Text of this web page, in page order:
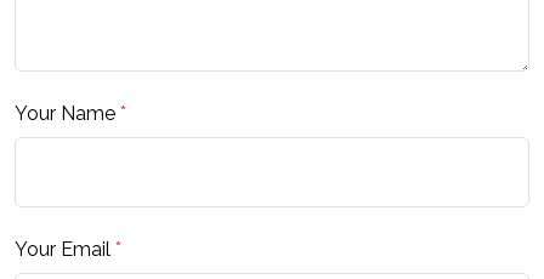
Your Name *
Your Email *